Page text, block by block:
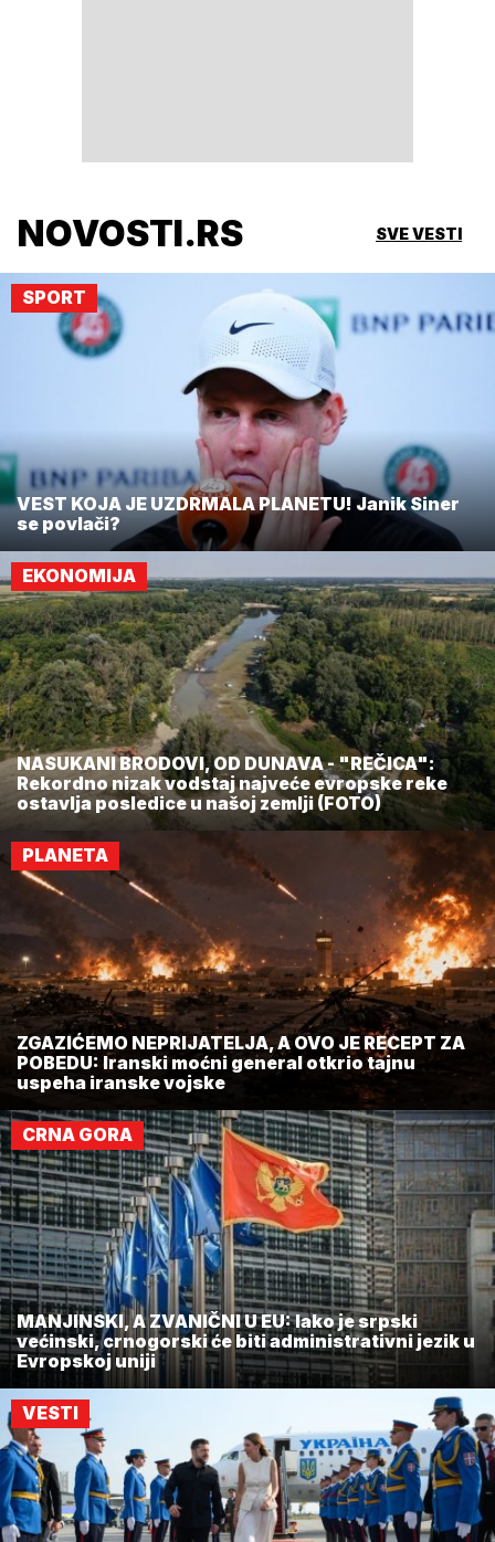
NOVOSTI.RS SVE VESTI
SPORT
VEST KOJA JE UZDRMALA PLANETU! Janik Siner
se povlači?
EKONOMIJA
NASUKANI BRODOVI, OD DUNAVA - "REČICA":
Rekordno nizak vodstaj najveće evropske reke
ostavlja posledice u našoj zemlji (FOTO)
PLANETA
ZGAZIĆEMO NEPRIJATELJA, A OVO JE RECEPT ZA
POBEDU: Iranski moćni general otkrio tajnu
uspeha iranske vojske
CRNA GORA
MANJINSKI, A ZVANIČNI U EU: Iako je srpski
većinski, crnogorski će biti administrativni jezik u
Evropskoj uniji
VESTI